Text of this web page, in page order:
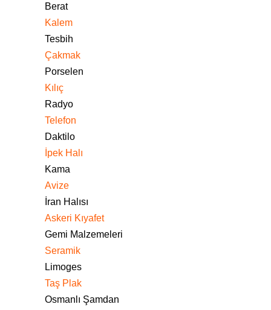
Berat
Kalem
Tesbih
Çakmak
Porselen
Kılıç
Radyo
Telefon
Daktilo
İpek Halı
Kama
Avize
İran Halısı
Askeri Kıyafet
Gemi Malzemeleri
Seramik
Limoges
Taş Plak
Osmanlı Şamdan